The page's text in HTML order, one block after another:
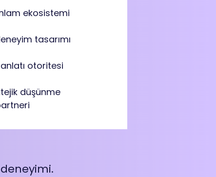
ekosistemi
tasarımı​
otoritesi
düşünme